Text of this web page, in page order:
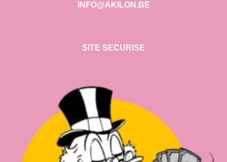
INFO@AKILON.BE
SITE SECURISE